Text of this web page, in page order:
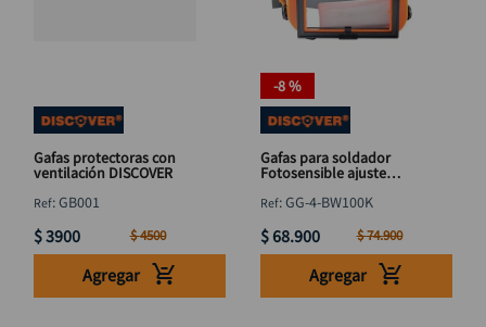
Gafas protectoras con
ventilación DISCOVER
:GB001
$3900 $4500
Agregar
-8 %
Gafas para soldador
Fotosensible ajuste
:GG-4-BW100K
$68.900 $74.900
Agregar